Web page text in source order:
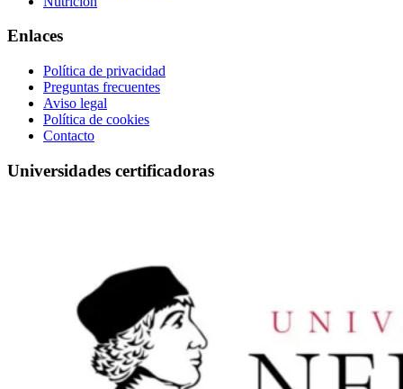
Enlaces
Política de privacidad
Preguntas frecuentes
Aviso legal
Política de cookies
Contacto
Universidades certificadoras